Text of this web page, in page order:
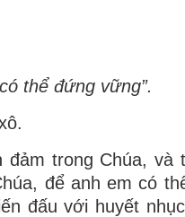
thể đứng vững”.
trong Chúa, và
để anh em có
đấu với huyết